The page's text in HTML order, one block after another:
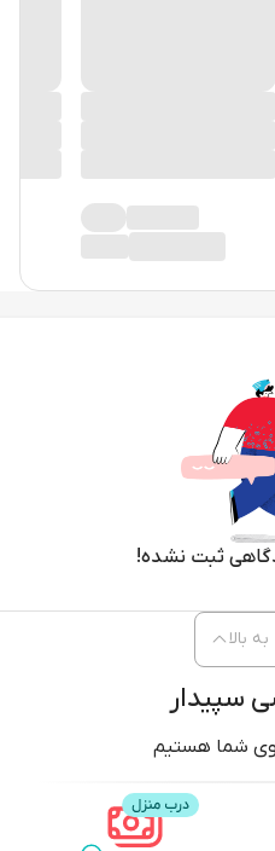
ثبت نشده!
سپیدار
شما هستیم
بالا